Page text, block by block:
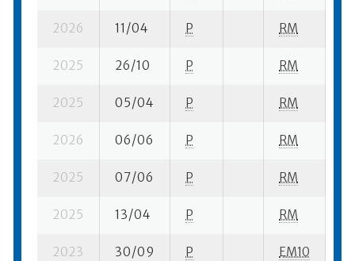
2026 11/04 P RM
2025 26/10 P RM
2025 05/04 P RM
2026 06/06 P RM
2025 07/06 P RM
2025 13/04 P RM
2023 30/09 P EM10